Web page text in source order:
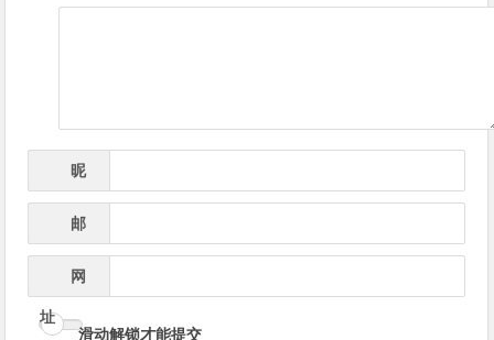
昵
*
邮
*
网
址
滑动解锁才能提交